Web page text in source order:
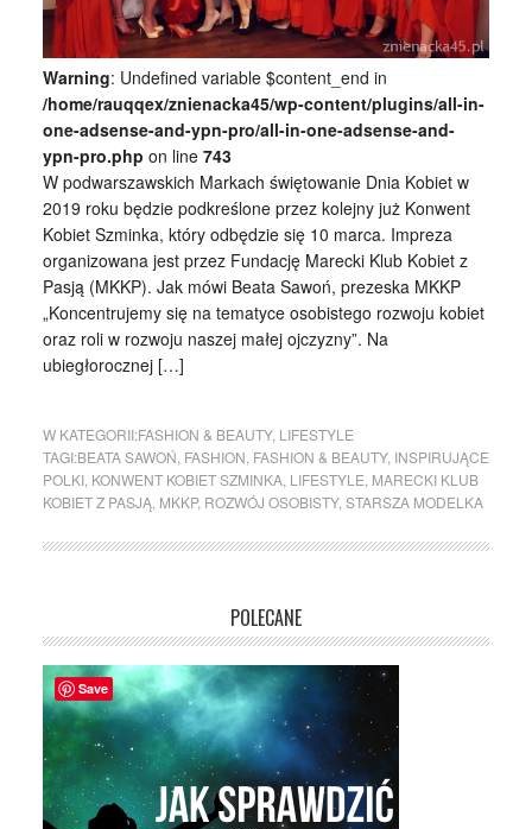
Warning: Undefined variable $content_end in
/home/rauqqex/znienacka45/wp-content/plugins/all-in-
one-adsense-and-ypn-pro/all-in-one-adsense-and-
ypn-pro.php on line 743
W podwarszawskich Markach świętowanie Dnia Kobiet w
2019 roku będzie podkreślone przez kolejny już Konwent
Kobiet Szminka, który odbędzie się 10 marca. Impreza
organizowana jest przez Fundację Marecki Klub Kobiet z
Pasją (MKKP). Jak mówi Beata Sawoń, prezeska MKKP
„Koncentrujemy się na tematyce osobistego rozwoju kobiet
oraz roli w rozwoju naszej małej ojczyzny”. Na
ubiegłorocznej […]
W KATEGORII:FASHION & BEAUTY, LIFESTYLE
TAGI:BEATA SAWOŃ FASHION FASHION & BEAUTY, INSPIRUJĄCE
POLKI, KONWENT KOBIET SZMINKA, LIFESTYLE MARECKI KLUB
KOBIET Z PASJĄ, MKKP, ROZWÓJ OSOBISTY, STARSZA MODELKA
POLECANE
Save